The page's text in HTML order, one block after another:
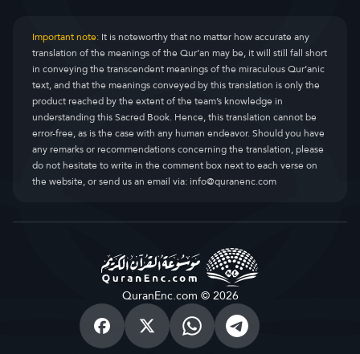
Important note:It is noteworthy that no matter how accurate any
translation of the meanings of the Qur’an may be, it will still fall short
in conveying the transcendent meanings of the miraculous Qur’anic
text, and that the meanings conveyed by this translation is only the
product reached by the extent of the team’s knowledge in
understanding this Sacred Book. Hence, this translation cannot be
error-free, as is the case with any human endeavor. Should you have
any remarks or recommendations concerning the translation, please
do not hesitate to write in the comment box next to each verse on
the website, or send us an email via:info@quranenc.com
QuranEnc.com © 2026